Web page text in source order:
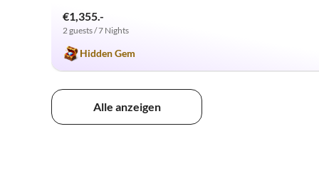
€1,355.-
2 guests / 7 Nights
Hidden Gem
Alle anzeigen